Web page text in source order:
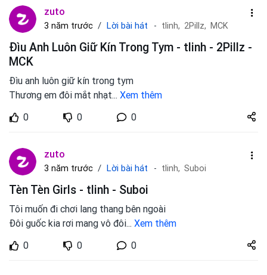
zuto
3 năm trước Lời bài hát tlinh, 2Pillz, MCK
Đìu Anh Luôn Giữ Kín Trong Tym - tlinh - 2Pillz -
MCK
Đìu anh luôn giữ kín trong tym
Thương em đôi mắt nhạt... Xem thêm
0
0 0
Share
zuto.vn
zuto
3 năm trước Lời bài hát tlinh, Suboi
Tèn Tèn Girls - tlinh - Suboi
Tôi muốn đi chơi lang thang bên ngoài
Đôi guốc kia rơi mang vô đôi... Xem thêm
0
0 0
Share
zuto.vn